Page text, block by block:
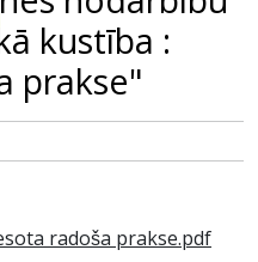
kustība :
prakse"
radoša prakse.pdf